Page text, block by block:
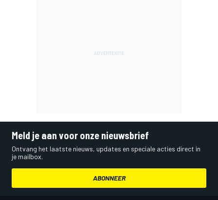
Meld je aan voor onze nieuwsbrief
Ontvang het laatste nieuws, updates en speciale acties direct in
je mailbox.
ABONNEER